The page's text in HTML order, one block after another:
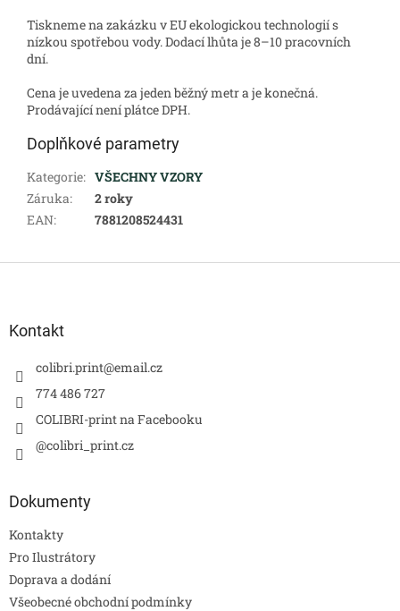
Tiskneme na zakázku v EU ekologickou technologií s
nízkou spotřebou vody. Dodací lhůta je 8–10 pracovních
dní.
Cena je uvedena za jeden běžný metr a je konečná.
Prodávající není plátce DPH.
Doplňkové parametry
Kategorie: VŠECHNY VZORY
Záruka:
2 roky
EAN: 7881208524431
Kontakt
colibri.print@email.cz
774 486 727
COLIBRI-print na Facebooku
@colibri_print.cz
Dokumenty
Kontakty
Pro Ilustrátory
Doprava a dodání
Všeobecné obchodní podmínky